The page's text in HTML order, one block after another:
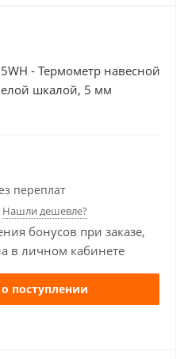
- Термометр навесной
шкалой, 5 мм
переплат
Нашли дешевле?
бонусов при заказе,
в личном кабинете
поступлении